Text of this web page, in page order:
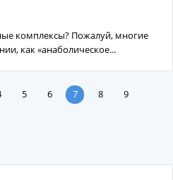
комплексы? Пожалуй, многие
как «анаболическое...
5 6 7 8 9